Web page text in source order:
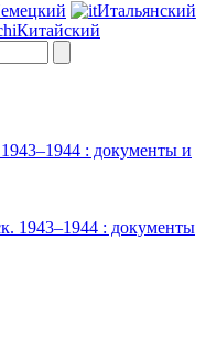
Итальянский
Китайский
: документы и